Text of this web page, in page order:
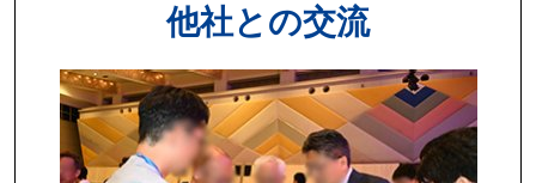
他社との交流